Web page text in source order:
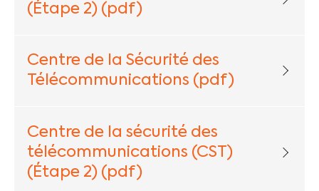
(Étape 2) (pdf)
Centre de la Sécurité des
Télécommunications (pdf)
Centre de la sécurité des
télécommunications (CST)
(Étape 2) (pdf)